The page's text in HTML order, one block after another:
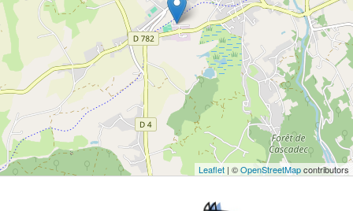
Leaflet | ©OpenStreetMapcontributors